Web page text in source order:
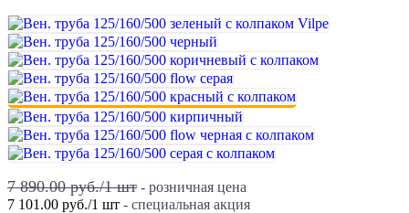
7 890.00 руб./1шт - розничная цена
7 101.00 руб./1 шт - специальная акция